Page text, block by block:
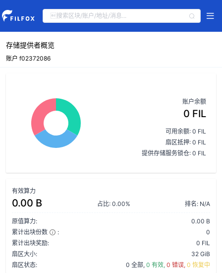
存储提供者概览
账户 f02372086
账户余额
0 FIL
可用余额: 0 FIL
扇区抵押: 0 FIL
提供存储服务锁仓: 0 FIL
有效算力
0.00 B 占比: 0.00% 排名: N/A
原值算力:
0.00 B
累计出块份数
:
0
累计出块奖励:
0 FIL
扇区大小:
32 GiB
扇区状态:
0 全部, 0 有效, 0 错误, 0 恢复中